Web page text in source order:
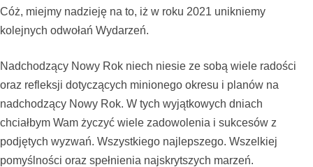
Cóż, miejmy nadzieję na to, iż w roku 2021 unikniemy
kolejnych odwołań Wydarzeń.
Nadchodzący Nowy Rok niech niesie ze sobą wiele radości
oraz refleksji dotyczących minionego okresu i planów na
nadchodzący Nowy Rok. W tych wyjątkowych dniach
chciałbym Wam życzyć wiele zadowolenia i sukcesów z
podjętych wyzwań. Wszystkiego najlepszego. Wszelkiej
pomyślności oraz spełnienia najskrytszych marzeń.